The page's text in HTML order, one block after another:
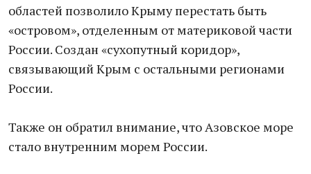
областей позволило Крыму перестать быть
«островом», отделенным от материковой части
России. Создан «сухопутный коридор»,
связывающий Крым с остальными регионами
России.
Также он обратил внимание, что Азовское море
стало внутренним морем России.